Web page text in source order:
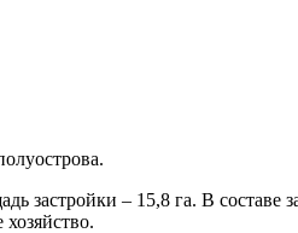
застройки – 15,8 га. В